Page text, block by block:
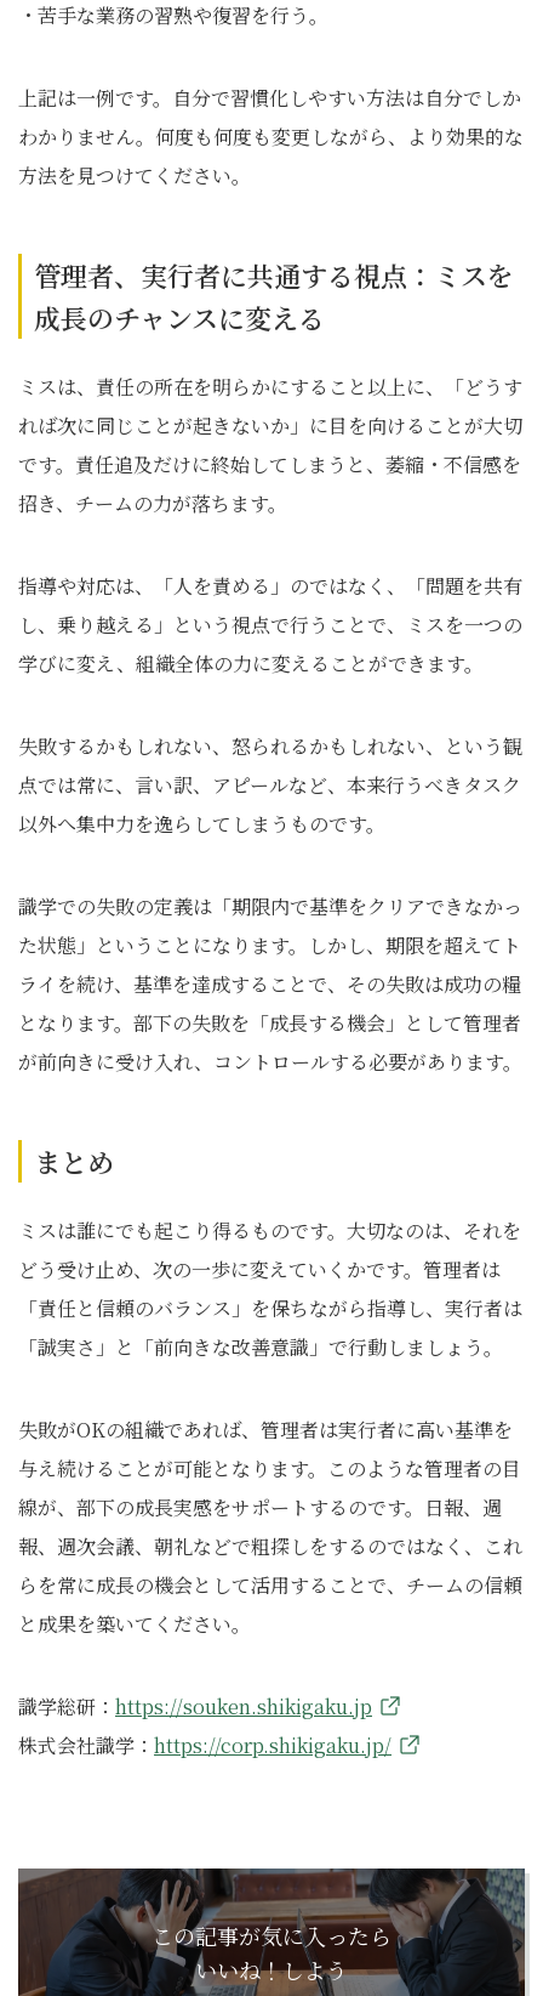
・苦手な業務の習熟や復習を行う。
上記は一例です。自分で習慣化しやすい方法は自分でしか
わかりません。何度も何度も変更しながら、より効果的な
方法を見つけてください。
管理者、実行者に共通する視点：ミスを
成長のチャンスに変える
ミスは、責任の所在を明らかにすること以上に、「どうす
れば次に同じことが起きないか」に目を向けることが大切
です。責任追及だけに終始してしまうと、萎縮・不信感を
招き、チームの力が落ちます。
指導や対応は、「人を責める」のではなく、「問題を共有
し、乗り越える」という視点で行うことで、ミスを一つの
学びに変え、組織全体の力に変えることができます。
失敗するかもしれない、怒られるかもしれない、という観
点では常に、言い訳、アピールなど、本来行うべきタスク
以外へ集中力を逸らしてしまうものです。
識学での失敗の定義は「期限内で基準をクリアできなかっ
た状態」ということになります。しかし、期限を超えてト
ライを続け、基準を達成することで、その失敗は成功の糧
となります。部下の失敗を「成長する機会」として管理者
が前向きに受け入れ、コントロールする必要があります。
まとめ
ミスは誰にでも起こり得るものです。大切なのは、それを
どう受け止め、次の一歩に変えていくかです。管理者は
「責任と信頼のバランス」を保ちながら指導し、実行者は
「誠実さ」と「前向きな改善意識」で行動しましょう。
失敗がOKの組織であれば、管理者は実行者に高い基準を
与え続けることが可能となります。このような管理者の目
線が、部下の成長実感をサポートするのです。日報、週
報、週次会議、朝礼などで粗探しをするのではなく、これ
らを常に成長の機会として活用することで、チームの信頼
と成果を築いてください。
識学総研： https://souken.shikigaku.jp
株式会社識学： https://corp.shikigaku.jp/
この記事が気に入ったら
いいね！しよう